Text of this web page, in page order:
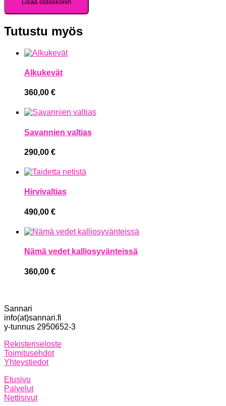
Lisää ostoskoriin
Tutustu myös
Alkukevät
360,00 €
Savannien valtias
290,00 €
Hirvivaltias
490,00 €
Nämä vedet kalliosyvänteissä
360,00 €
Sannari
info(at)sannari.fi
y-tunnus 2950652-3
Rekisteriseloste
Toimitusehdot
Yhteystiedot
Etusivu
Palvelut
Nettisivut